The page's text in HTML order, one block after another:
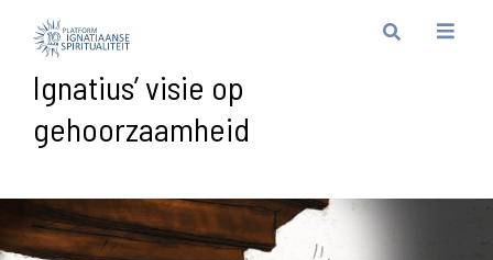
Ignatius’ visie op
gehoorzaamheid